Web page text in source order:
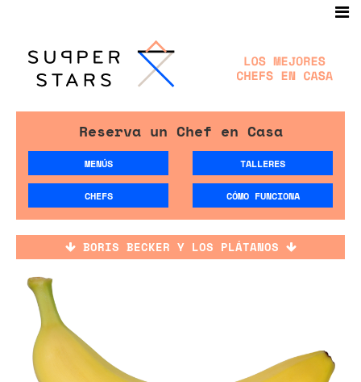
Reserva un Chef en Casa
MENÚS TALLERES
CHEFS CÓMO FUNCIONA
BORIS BECKER Y LOS PLÁTANOS